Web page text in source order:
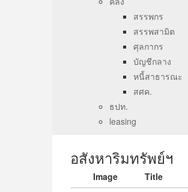
สรรพกร
สรรพสามิต
ศุลกากร
บัญชีกลาง
หนี้สาธารณะ
สศค.
ธปท.
leasing
อสังหาริมทรัพย์ฯ
Image Title